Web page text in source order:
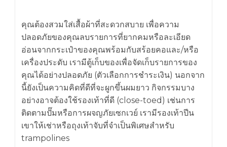
คุณต้องสวมใส่เสื้อผ้าที่สะดวกสบาย เพื่อความ
ปลอดภัยของคุณลบรายการที่ยากคมหรือละเอียด
อ่อนจากกระเป๋าของคุณพร้อมกับสร้อยคอและ/หรือ
เครื่องประดับ เรามีตู้เก็บของเพื่อจัดเก็บรายการของ
คุณได้อย่างปลอดภัย (ตัวเลือกการชำระเงิน) นอกจาก
นี้ยังเป็นความคิดที่ดีที่จะผูกขึ้นผมยาว กิจกรรมบาง
อย่างอาจต้องใช้รองเท้าที่ดี (close-toed) เช่นการ
ติดตามปั๊มหรือการผจญภัยเซกเวย์ เรามีรองเท้าปีน
เขาให้เช่าหรือถุงเท้าจับที่จำเป็นพิเศษสำหรับ
trampolines